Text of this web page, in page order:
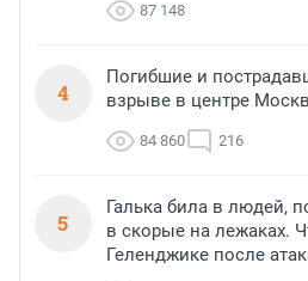
87 148
4
Погибшие и
взрыве в центре
84 860 216
5
Галька била в людей,
в скорые на лежаках.
Геленджике после